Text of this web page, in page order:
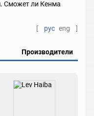
Сможет ли Кенма
[
рус eng ]
Производители